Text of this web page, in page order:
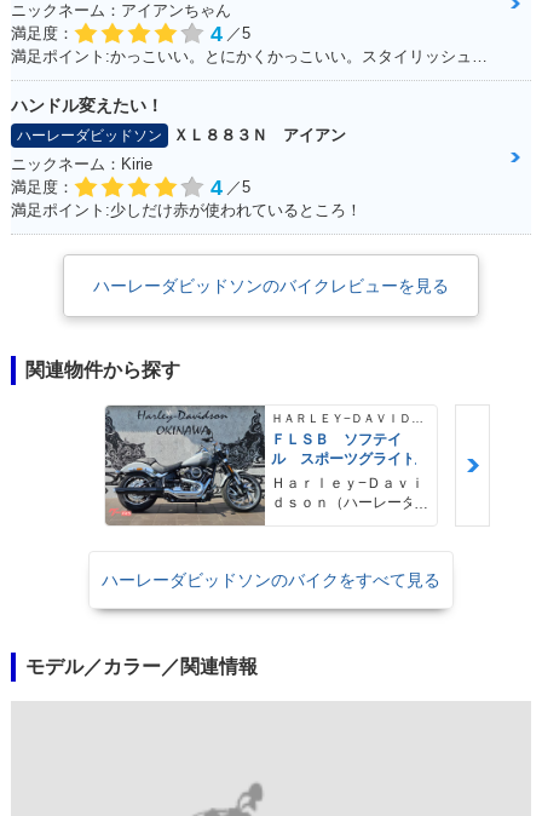
ニックネーム：アイアンちゃん
満足度：
4 ／5
満足ポイント:かっこいい。とにかくかっこいい。スタイリッシュ！ブラックスタイルに青のライン（タンク）がシブイ！
ハンドル変えたい！
ハーレーダビッドソン
ＸＬ８８３Ｎ アイアン
ニックネーム：Kirie
満足度：
4 ／5
満足ポイント:少しだけ赤が使われているところ！
ハーレーダビッドソンのバイクレビューを見る
関連物件から探す
ＦＬＳＢ ソフテイ
ル スポーツグライド
Ｈａｒｌｅｙ−Ｄａｖｉ
ｄｓｏｎ（ハーレーダ
ハーレーダビッドソンのバイクをすべて見る
モデル／カラー／関連情報